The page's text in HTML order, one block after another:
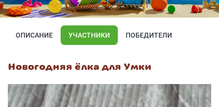
ОПИСАНИЕ УЧАСТНИКИ ПОБЕДИТЕЛИ
Новогодняя ёлка для Умки